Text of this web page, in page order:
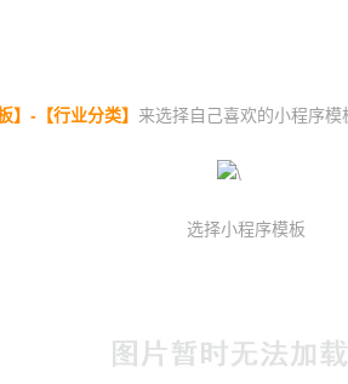
】-【行业分类】 来选择自己喜欢的小程序
选择小程序模板